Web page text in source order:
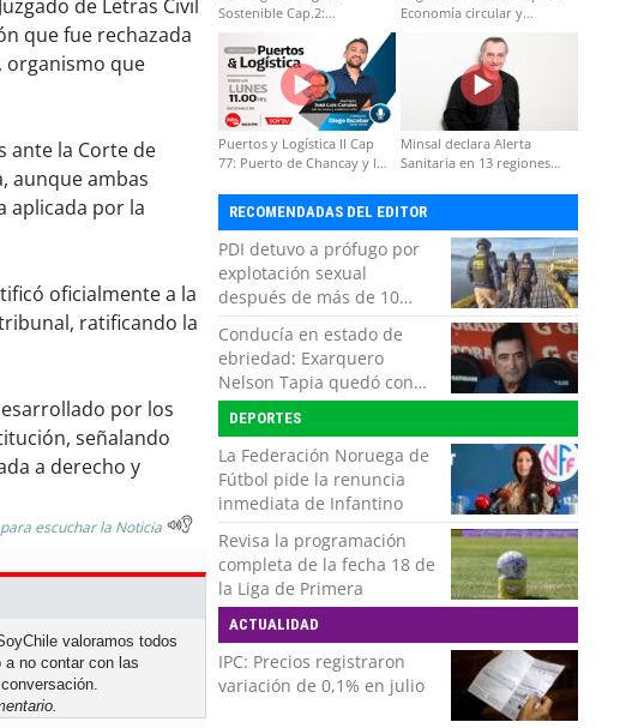
de Letras Civil
que fue rechazada
organismo que
ante la Corte de
aunque ambas
aplicada por la
oficialmente a la
ratificando la
por los
señalando
a derecho y
escuchar la Noticia
valoramos todos
no contar con las
Sostenible Cap.2:
Educación ambiental y
formación de capacidades
técnicas
Economía circular y
Puertos y Logística II Cap
77: Puerto de Chancay y la
Minsal declara Alerta
Sanitaria en 13 regiones
RECOMENDADAS DEL EDITOR
PDI detuvo a prófugo por
explotación sexual
después de más de 10
horas de navegación en la
zona austral
Conducía en estado de
ebriedad: Exarquero
Nelson Tapia quedó con
lesiones graves tras
accidente vehicular
DEPORTES
La Federación Noruega de
Fútbol pide la renuncia
inmediata de Infantino
Revisa la programación
completa de la fecha 18 de
la Liga de Primera
ACTUALIDAD
IPC: Precios registraron
variación de 0,1% en julio